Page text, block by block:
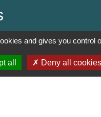
DE SAÔNE ET
and gives you control
all
Deny all cookies